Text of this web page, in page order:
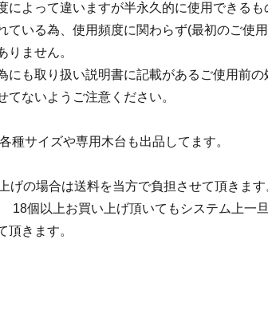
によって違いますが半永久的に使用できるも
ている為、使用頻度に関わらず(最初のご使
りません。
にも取り扱い説明書に記載があるご使用前の
てないようご注意ください。
種サイズや専用木台も出品してます。
げの場合は送料を当方で負担させて頂きま
18個以上お買い上げ頂いてもシステム上一
頂きます。